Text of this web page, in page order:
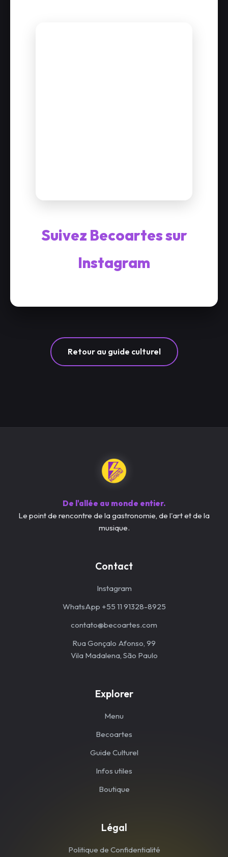
Suivez Becoartes sur
Instagram
Retour au guide culturel
De l'allée au monde entier.
Le point de rencontre de la gastronomie, de l'art et de la
musique.
Contact
Instagram
WhatsApp +55 11 91328-8925
contato@becoartes.com
Rua Gonçalo Afonso, 99
Vila Madalena, São Paulo
Explorer
Menu
Becoartes
Guide Culturel
Infos utiles
Boutique
Légal
Politique de Confidentialité